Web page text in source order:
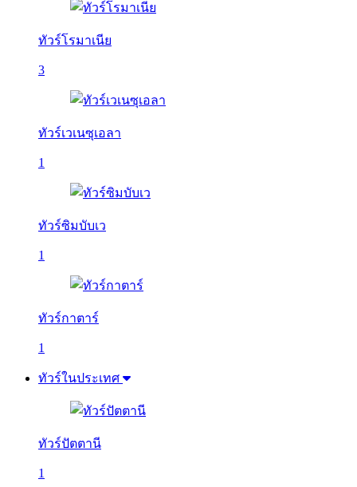
ทัวร์โรมาเนีย
3
ทัวร์เวเนซุเอลา
1
ทัวร์ซิมบับเว
1
ทัวร์กาตาร์
1
ทัวร์ในประเทศ
ทัวร์ปัตตานี
1